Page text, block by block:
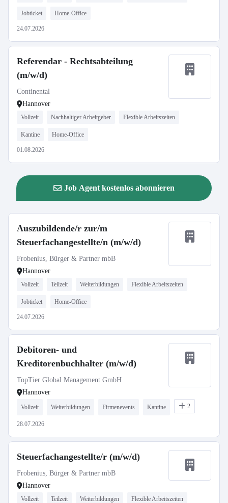
Jobticket Home-Office
24.07.2026
Referendar - Rechtsabteilung
(m/w/d)
Continental
Hannover
Vollzeit Nachhaltiger Arbeitgeber Flexible Arbeitszeiten
Kantine Home-Office
01.08.2026
Job Agent kostenlos abonnieren
Auszubildende/r zur/m
Steuerfachangestellte/n (m/w/d)
Frobenius, Bürger & Partner mbB
Hannover
Vollzeit Teilzeit Weiterbildungen Flexible Arbeitszeiten
Jobticket Home-Office
24.07.2026
Debitoren- und
Kreditorenbuchhalter (m/w/d)
TopTier Global Management GmbH
Hannover
Vollzeit Weiterbildungen Firmenevents Kantine 2
28.07.2026
Steuerfachangestellte/r (m/w/d)
Frobenius, Bürger & Partner mbB
Hannover
Vollzeit Teilzeit Weiterbildungen Flexible Arbeitszeiten